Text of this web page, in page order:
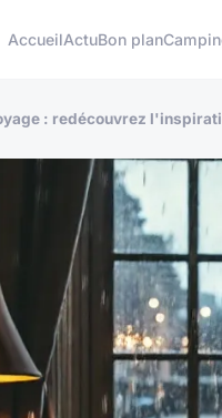
AccueilActuBon plan
: redécouvrez